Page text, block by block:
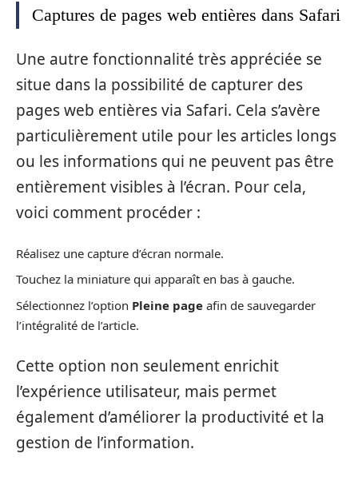
Captures de pages web entières dans Safari
Une autre fonctionnalité très appréciée se
situe dans la possibilité de capturer des
pages web entières via Safari. Cela s’avère
particulièrement utile pour les articles longs
ou les informations qui ne peuvent pas être
entièrement visibles à l’écran. Pour cela,
voici comment procéder :
Réalisez une capture d’écran normale.
Touchez la miniature qui apparaît en bas à gauche.
Sélectionnez l’option Pleine page afin de sauvegarder
l’intégralité de l’article.
Cette option non seulement enrichit
l’expérience utilisateur, mais permet
également d’améliorer la productivité et la
gestion de l’information.